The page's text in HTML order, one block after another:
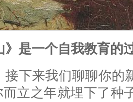
》是一个自我教育的
接下来我们聊聊你的
而立之年就埋下了种